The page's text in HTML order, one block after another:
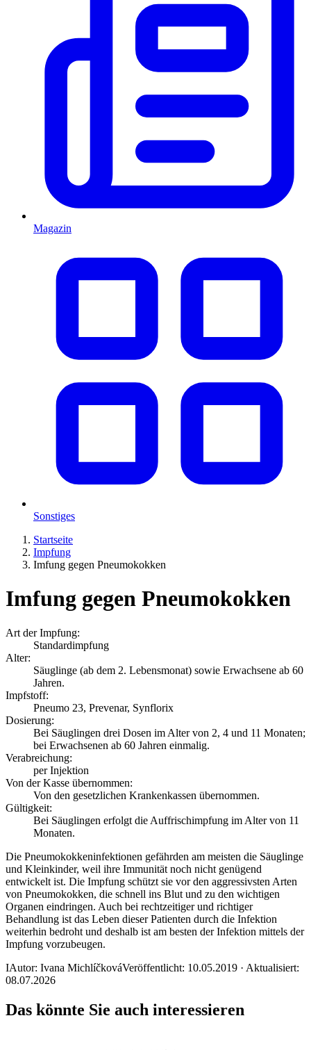
Magazin
Sonstiges
Startseite
Impfung
Imfung gegen Pneumokokken
Imfung gegen Pneumokokken
Art der Impfung:
Standardimpfung
Alter:
Säuglinge (ab dem 2. Lebensmonat) sowie Erwachsene ab 60
Jahren.
Impfstoff:
Pneumo 23, Prevenar, Synflorix
Dosierung:
Bei Säuglingen drei Dosen im Alter von 2, 4 und 11 Monaten;
bei Erwachsenen ab 60 Jahren einmalig.
Verabreichung:
per Injektion
Von der Kasse übernommen:
Von den gesetzlichen Krankenkassen übernommen.
Gültigkeit:
Bei Säuglingen erfolgt die Auffrischimpfung im Alter von 11
Monaten.
Die Pneumokokkeninfektionen gefährden am meisten die Säuglinge
und Kleinkinder, weil ihre Immunität noch nicht genügend
entwickelt ist. Die Impfung schützt sie vor den aggressivsten Arten
von Pneumokokken, die schnell ins Blut und zu den wichtigen
Organen eindringen. Auch bei rechtzeitiger und richtiger
Behandlung ist das Leben dieser Patienten durch die Infektion
weiterhin bedroht und deshalb ist am besten der Infektion mittels der
Impfung vorzubeugen.
IAutor: Ivana MichlíčkováVeröffentlicht: 10.05.2019 · Aktualisiert:
08.07.2026
Das könnte Sie auch interessieren